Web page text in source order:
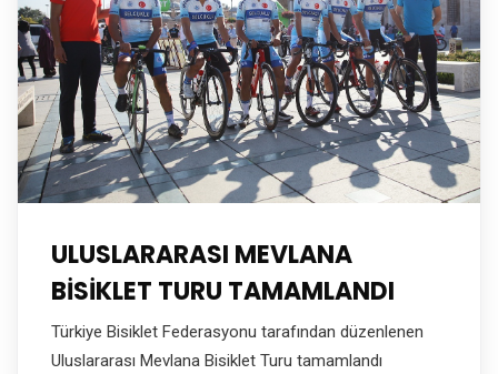
ULUSLARARASI MEVLANA
BİSİKLET TURU TAMAMLANDI
Türkiye Bisiklet Federasyonu tarafından düzenlenen
Uluslararası Mevlana Bisiklet Turu tamamlandı